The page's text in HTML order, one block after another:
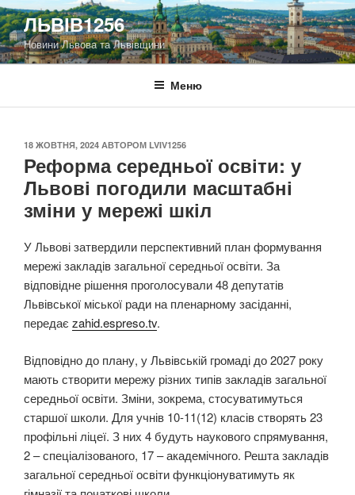
Перейти
до
вмісту
ЛЬВІВ1256
Новини Львова та Львівщини
Меню
ОПУБЛІКОВАНО
18 ЖОВТНЯ, 2024 АВТОРОМ LVIV1256
Реформа середньої освіти: у
Львові погодили масштабні
зміни у мережі шкіл
У Львові затвердили перспективний план формування
мережі закладів загальної середньої освіти. За
відповідне рішення проголосували 48 депутатів
Львівської міської ради на пленарному засіданні,
передає zahid.espreso.tv.
Відповідно до плану, у Львівській громаді до 2027 року
мають створити мережу різних типів закладів загальної
середньої освіти. Зміни, зокрема, стосуватимуться
старшої школи. Для учнів 10-11(12) класів створять 23
профільні ліцеї. З них 4 будуть наукового спрямування,
2 – спеціалізованого, 17 – академічного. Решта закладів
загальної середньої освіти функціонуватимуть як